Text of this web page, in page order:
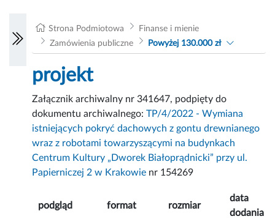
Strona Podmiotowa
Finanse i mienie
Zamówienia publiczne
Powyżej 130.000 zł
projekt
Załącznik archiwalny nr 341647, podpięty do
dokumentu archiwalnego:TP/4/2022 - Wymiana
istniejących pokryć dachowych z gontu drewnianego
wraz z robotami towarzyszącymi na budynkach
Centrum Kultury „Dworek Białoprądnicki” przy ul.
Papierniczej 2 w Krakowie nr 154269
podgląd format rozmiar
data
dodania